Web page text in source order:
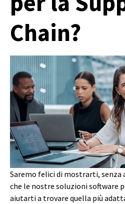
Chain?
Saremo felici di mostrarti,
che le nostre soluzioni software
aiutarti a trovare quella più